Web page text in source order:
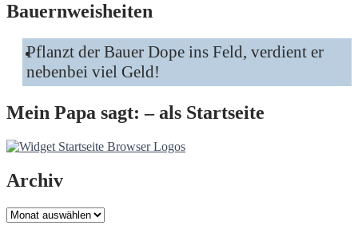
Bauernweisheiten
Pflanzt der Bauer Dope ins Feld, verdient er
nebenbei viel Geld!
Mein Papa sagt: – als Startseite
Archiv
Archiv